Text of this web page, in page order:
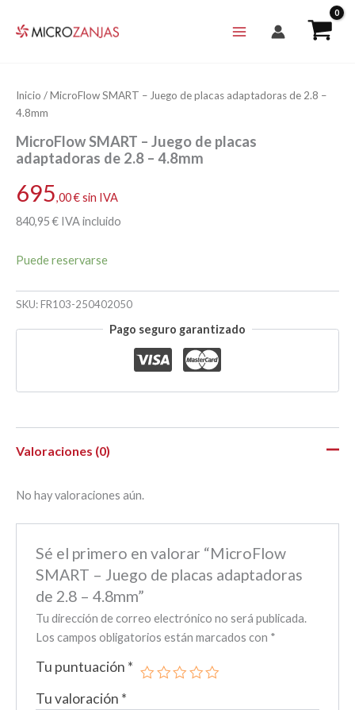
Inicio / MicroFlow SMART – Juego de placas adaptadoras de 2.8 –
4.8mm
MicroFlow SMART – Juego de placas
adaptadoras de 2.8 – 4.8mm
695,00€sin IVA
840,95 € IVA incluido
Puede reservarse
SKU:FR103-250402050
Pago seguro garantizado
Valoraciones (0)
No hay valoraciones aún.
Sé el primero en valorar “MicroFlow
SMART – Juego de placas adaptadoras
de 2.8 – 4.8mm”
Tu dirección de correo electrónico no será publicada.
Los campos obligatorios están marcados con *
Tu puntuación *
Tu valoración *